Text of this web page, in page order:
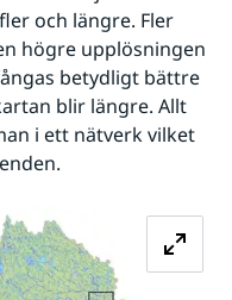
och längre. Fler
högre upplösningen
betydligt bättre
blir längre. Allt
i ett nätverk vilket